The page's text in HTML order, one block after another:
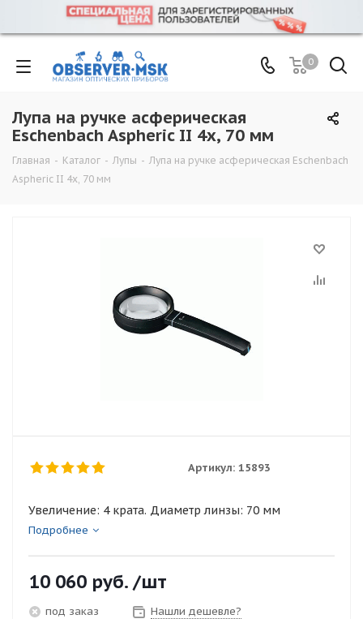
0
Лупа на ручке асферическая
Eschenbach Aspheric II 4x, 70 мм
Главная - Каталог - Лупы - Лупа на ручке асферическая Eschenbach
Aspheric II 4x, 70 мм
Артикул: 15893
Увеличение: 4 крата. Диаметр линзы: 70 мм
Подробнее
10 060 руб. /шт
под заказ Нашли дешевле?